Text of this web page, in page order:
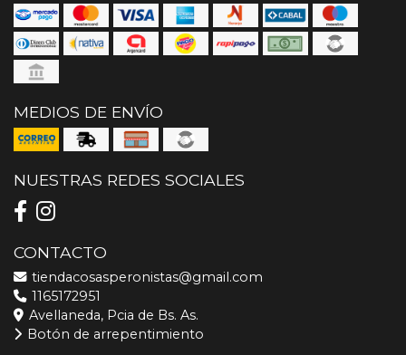
MEDIOS DE ENVÍO
NUESTRAS REDES SOCIALES
CONTACTO
tiendacosasperonistas@gmail.com
1165172951
Avellaneda, Pcia de Bs. As.
Botón de arrepentimiento